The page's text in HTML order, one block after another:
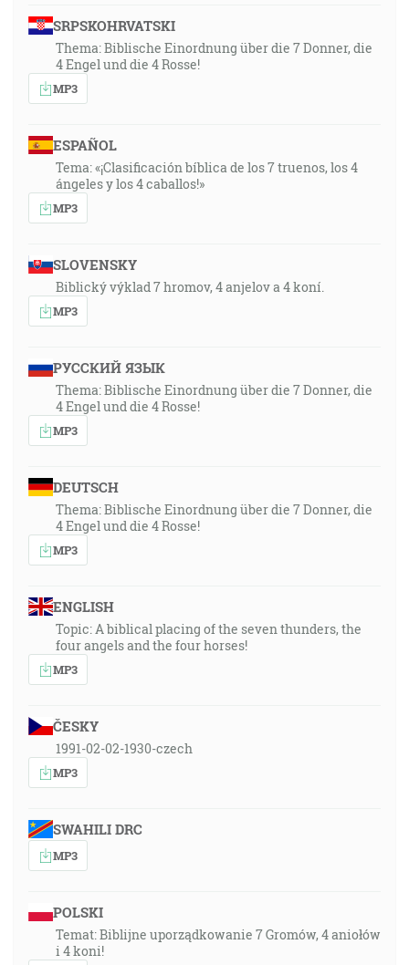
SRPSKOHRVATSKI
Thema: Biblische Einordnung über die 7 Donner, die
4 Engel und die 4 Rosse!
MP3
ESPAÑOL
Tema: «¡Clasificación bíblica de los 7 truenos, los 4
ángeles y los 4 caballos!»
MP3
SLOVENSKY
Biblický výklad 7 hromov, 4 anjelov a 4 koní.
MP3
РУССКИЙ ЯЗЫК
Thema: Biblische Einordnung über die 7 Donner, die
4 Engel und die 4 Rosse!
MP3
DEUTSCH
Thema: Biblische Einordnung über die 7 Donner, die
4 Engel und die 4 Rosse!
MP3
ENGLISH
Topic: A biblical placing of the seven thunders, the
four angels and the four horses!
MP3
ČESKY
1991-02-02-1930-czech
MP3
SWAHILI DRC
MP3
POLSKI
Temat: Biblijne uporządkowanie 7 Gromów, 4 aniołów
i 4 koni!